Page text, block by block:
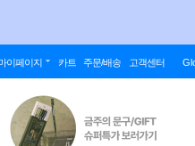
이페이지 카트 주문/배송 고객센터